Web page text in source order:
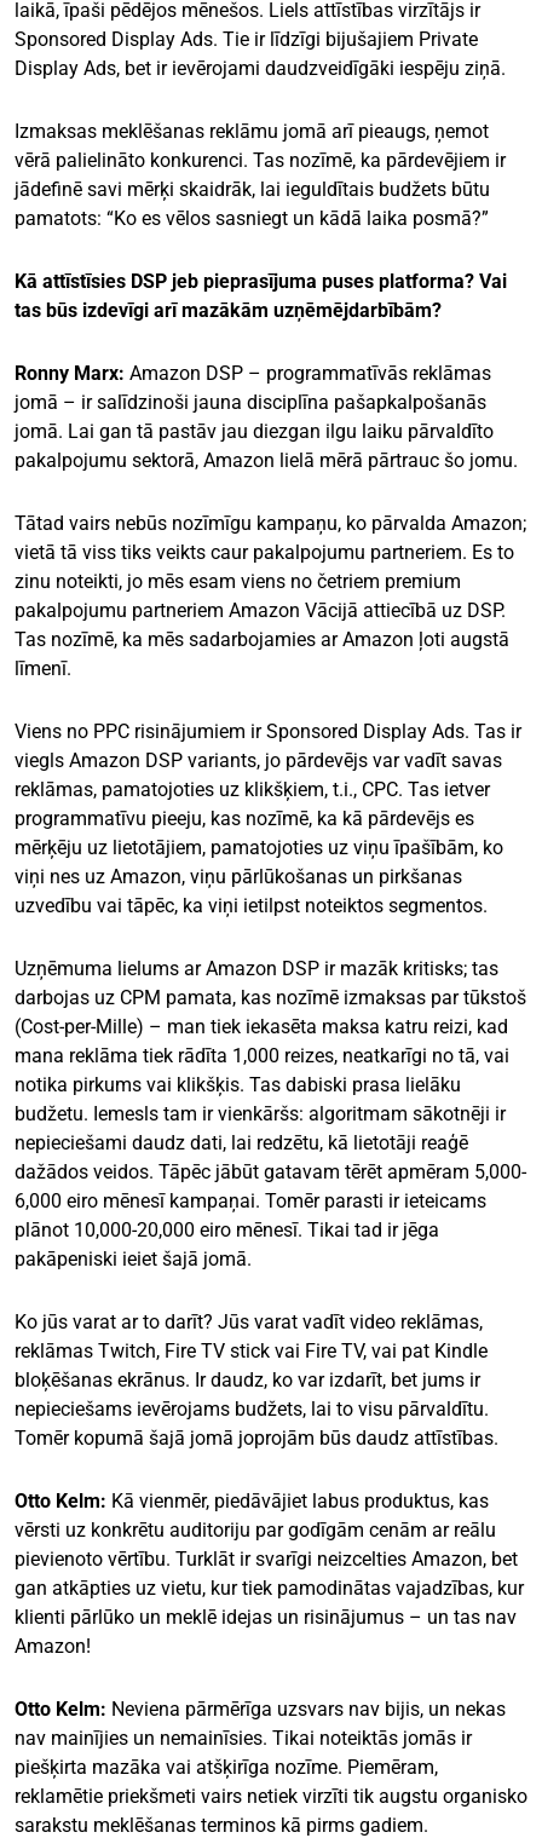
laikā, īpaši pēdējos mēnešos. Liels attīstības virzītājs ir
Sponsored Display Ads. Tie ir līdzīgi bijušajiem Private
Display Ads, bet ir ievērojami daudzveidīgāki iespēju ziņā.
Izmaksas meklēšanas reklāmu jomā arī pieaugs, ņemot
vērā palielināto konkurenci. Tas nozīmē, ka pārdevējiem ir
jādefinē savi mērķi skaidrāk, lai ieguldītais budžets būtu
pamatots: “Ko es vēlos sasniegt un kādā laika posmā?”
Kā attīstīsies DSP jeb pieprasījuma puses platforma? Vai
tas būs izdevīgi arī mazākām uzņēmējdarbībām?
Ronny Marx: Amazon DSP – programmatīvās reklāmas
jomā – ir salīdzinoši jauna disciplīna pašapkalpošanās
jomā. Lai gan tā pastāv jau diezgan ilgu laiku pārvaldīto
pakalpojumu sektorā, Amazon lielā mērā pārtrauc šo jomu.
Tātad vairs nebūs nozīmīgu kampaņu, ko pārvalda Amazon;
vietā tā viss tiks veikts caur pakalpojumu partneriem. Es to
zinu noteikti, jo mēs esam viens no četriem premium
pakalpojumu partneriem Amazon Vācijā attiecībā uz DSP.
Tas nozīmē, ka mēs sadarbojamies ar Amazon ļoti augstā
līmenī.
Viens no PPC risinājumiem ir Sponsored Display Ads. Tas ir
viegls Amazon DSP variants, jo pārdevējs var vadīt savas
reklāmas, pamatojoties uz klikšķiem, t.i., CPC. Tas ietver
programmatīvu pieeju, kas nozīmē, ka kā pārdevējs es
mērķēju uz lietotājiem, pamatojoties uz viņu īpašībām, ko
viņi nes uz Amazon, viņu pārlūkošanas un pirkšanas
uzvedību vai tāpēc, ka viņi ietilpst noteiktos segmentos.
Uzņēmuma lielums ar Amazon DSP ir mazāk kritisks; tas
darbojas uz CPM pamata, kas nozīmē izmaksas par tūkstoš
(Cost-per-Mille) – man tiek iekasēta maksa katru reizi, kad
mana reklāma tiek rādīta 1,000 reizes, neatkarīgi no tā, vai
notika pirkums vai klikšķis. Tas dabiski prasa lielāku
budžetu. Iemesls tam ir vienkāršs: algoritmam sākotnēji ir
nepieciešami daudz dati, lai redzētu, kā lietotāji reaģē
dažādos veidos. Tāpēc jābūt gatavam tērēt apmēram 5,000-
6,000 eiro mēnesī kampaņai. Tomēr parasti ir ieteicams
plānot 10,000-20,000 eiro mēnesī. Tikai tad ir jēga
pakāpeniski ieiet šajā jomā.
Ko jūs varat ar to darīt? Jūs varat vadīt video reklāmas,
reklāmas Twitch, Fire TV stick vai Fire TV, vai pat Kindle
bloķēšanas ekrānus. Ir daudz, ko var izdarīt, bet jums ir
nepieciešams ievērojams budžets, lai to visu pārvaldītu.
Tomēr kopumā šajā jomā joprojām būs daudz attīstības.
Otto Kelm: Kā vienmēr, piedāvājiet labus produktus, kas
vērsti uz konkrētu auditoriju par godīgām cenām ar reālu
pievienoto vērtību. Turklāt ir svarīgi neizcelties Amazon, bet
gan atkāpties uz vietu, kur tiek pamodinātas vajadzības, kur
klienti pārlūko un meklē idejas un risinājumus – un tas nav
Amazon!
Otto Kelm: Neviena pārmērīga uzsvars nav bijis, un nekas
nav mainījies un nemainīsies. Tikai noteiktās jomās ir
piešķirta mazāka vai atšķirīga nozīme. Piemēram,
reklamētie priekšmeti vairs netiek virzīti tik augstu organisko
sarakstu meklēšanas terminos kā pirms gadiem.